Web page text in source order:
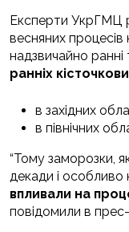
Експерти УкрГМЦ
весняних
надзвичайно ранні
ранніх
в західних
в північних
“Тому заморозки,
декади і особливо
впливали на
повідомили в